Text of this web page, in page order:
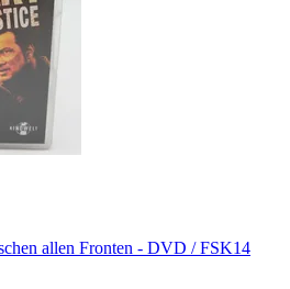
allen Fronten - DVD / FSK14